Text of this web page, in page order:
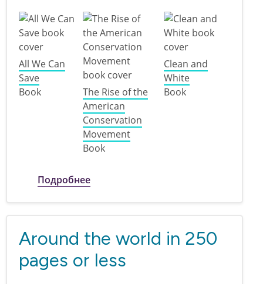
All We Can
Save
Book
The Rise of the
American
Conservation
Movement
Book
Clean and
White
Book
Подробнеео Afro-ecology for Oregon Walks
Around the world in 250
pages or less